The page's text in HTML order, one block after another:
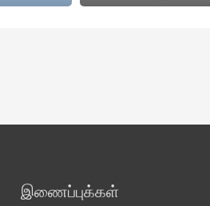
இணைப்புக்கள்